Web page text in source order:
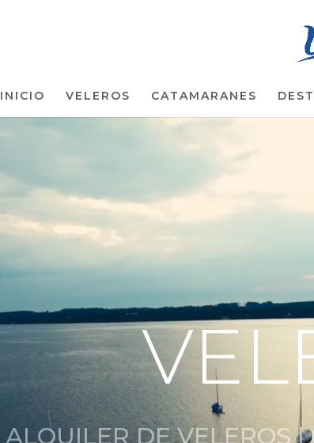
INICIO VELEROS CATAMARANES
ALQUILER DE VELEROS